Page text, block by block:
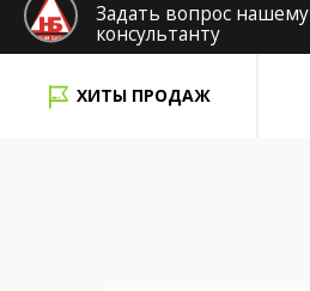
Задать вопрос нашему
консультанту
ХИТЫ ПРОДАЖ